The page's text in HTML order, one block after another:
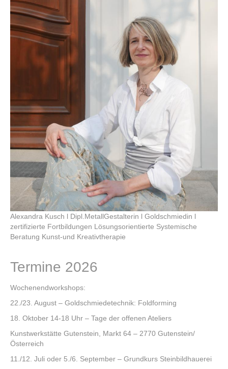
Alexandra Kusch l Dipl.MetallGestalterin l Goldschmiedin l
zertifizierte Fortbildungen Lösungsorientierte Systemische
Beratung Kunst-und Kreativtherapie
Termine 2026
Wochenendworkshops:
22./23. August – Goldschmiedetechnik: Foldforming
18. Oktober 14-18 Uhr – Tage der offenen Ateliers
Kunstwerkstätte Gutenstein, Markt 64 – 2770 Gutenstein/
Österreich
11./12. Juli oder 5./6. September – Grundkurs Steinbildhauerei